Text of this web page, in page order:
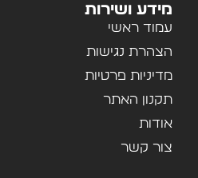
מידע ושירות
עמוד ראשי
הצהרת נגישות
מדיניות פרטיות
תקנון האתר
אודות
צור קשר